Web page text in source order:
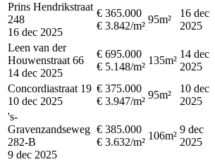
Prins Hendrikstraat
248
16 dec 2025
€ 365.000
€ 3.842/m²
95m²
16 dec
2025
Leen van der
Houwenstraat 66
14 dec 2025
€ 695.000
€ 5.148/m²
135m²
14 dec
2025
Concordiastraat 19
10 dec 2025
€ 375.000
€ 3.947/m²
95m²
10 dec
2025
's-
Gravenzandseweg
282-B
9 dec 2025
€ 385.000
€ 3.632/m²
106m²
9 dec
2025